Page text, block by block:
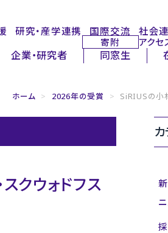
研究・産学連携 国際交流 社会
寄附 アクセ
企業・研究者 同窓生
ホーム > 2026年の受賞 > SiRIUSの小
クウォドフス